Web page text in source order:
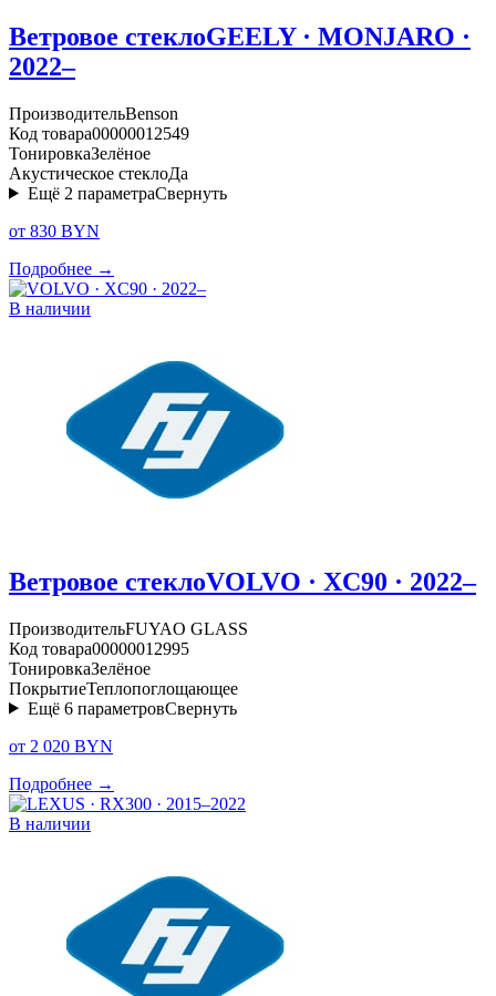
Ветровое стеклоGEELY · MONJARO ·
2022–
ПроизводительBenson
Код товара00000012549
ТонировкаЗелёное
Акустическое стеклоДа
Ещё 2 параметраСвернуть
от 830 BYN
Подробнее →
В наличии
Ветровое стеклоVOLVO · XC90 · 2022–
ПроизводительFUYAO GLASS
Код товара00000012995
ТонировкаЗелёное
ПокрытиеТеплопоглощающее
Ещё 6 параметровСвернуть
от 2 020 BYN
Подробнее →
В наличии